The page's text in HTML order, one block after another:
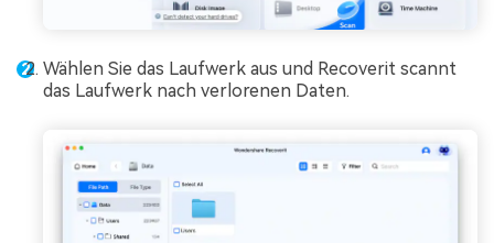
Wählen Sie das Laufwerk aus und Recoverit scannt
das Laufwerk nach verlorenen Daten.